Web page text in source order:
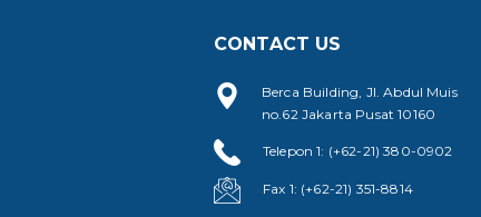
CONTACT US
Berca Building, Jl. Abdul Muis
no.62 Jakarta Pusat 10160
Telepon 1: (+62-21) 380-0902
Fax 1: (+62-21) 351-8814